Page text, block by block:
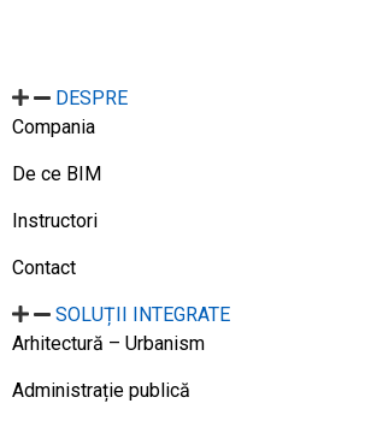
DESPRE
Compania
De ce BIM
Instructori
Contact
SOLUȚII INTEGRATE
Arhitectură – Urbanism
Administrație publică